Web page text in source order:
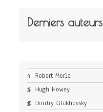
Derniers auteurs
Robert Merle
Hugh Howey
Dmitry Glukhovsky